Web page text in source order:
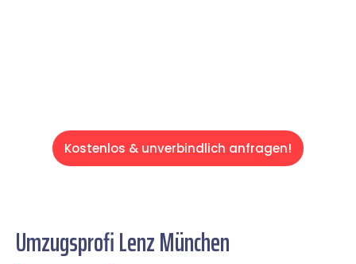
Kostenlos & unverbindlich anfragen!
Umzugsprofi Lenz München